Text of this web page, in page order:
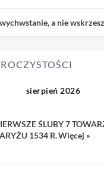
a nie
sierpień 2026
ŚLUBY 7
1534 R.Więcej »